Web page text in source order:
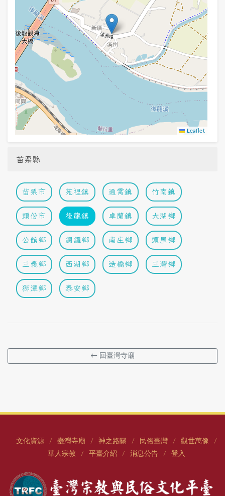
Leaflet
苗栗縣
苗栗市 苑裡鎮 通霄鎮 竹南鎮
頭份市 後龍鎮 卓蘭鎮 大湖鄉
公館鄉 銅鑼鄉 南庄鄉 頭屋鄉
三義鄉 西湖鄉 造橋鄉 三灣鄉
獅潭鄉 泰安鄉
← 回臺灣寺廟
文化資源 / 臺灣寺廟 / 神之路關 / 民俗臺灣 / 觀世萬像 /
華人宗教 / 平臺介紹 / 消息公告 / 登入